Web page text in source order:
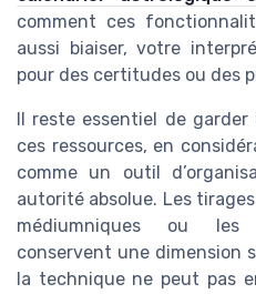
comment ces
aussi biaiser, votre
pour des certitudes ou des
Il reste essentiel de
ces ressources, en
comme un outil
autorité absolue. Les
médiumniques ou les
conservent une dimension
la technique ne peut pas